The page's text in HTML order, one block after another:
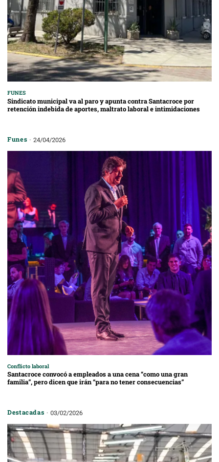
FUNES
Sindicato municipal va al paro y apunta contra Santacroce por
retención indebida de aportes, maltrato laboral e intimidaciones
Funes 24/04/2026
Conflicto laboral
Santacroce convocó a empleados a una cena “como una gran
familia”, pero dicen que irán “para no tener consecuencias”
Destacadas 03/02/2026